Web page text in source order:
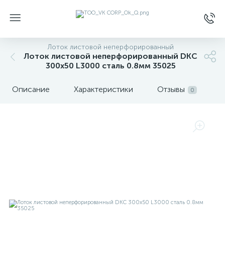
Лоток листовой неперфорированный
Лоток листовой неперфорированный DKC
300х50 L3000 сталь 0.8мм 35025
Описание Характеристики Отзывы 0